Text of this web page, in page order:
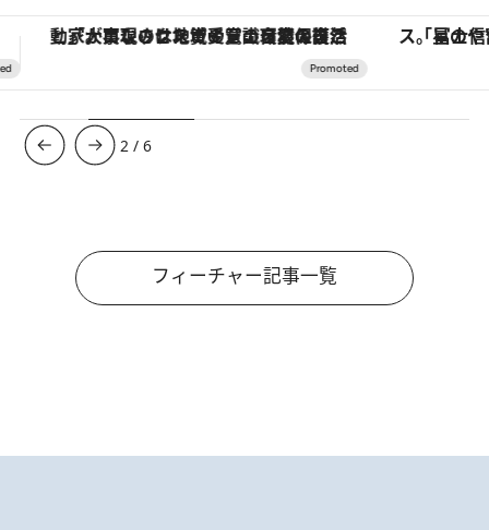
「星のや富士」でデジタルデトックス。冨士信仰の歴史を辿り、心身を調える。 【夏限定ディナーコース】旬を
3 /6
フィーチャー記事一覧